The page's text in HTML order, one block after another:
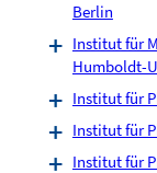
Berlin
Institut für
Humboldt-
Institut für
Institut für
Institut für